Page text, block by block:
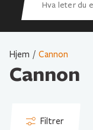
Hjem / Cannon
Cannon
Filtrer